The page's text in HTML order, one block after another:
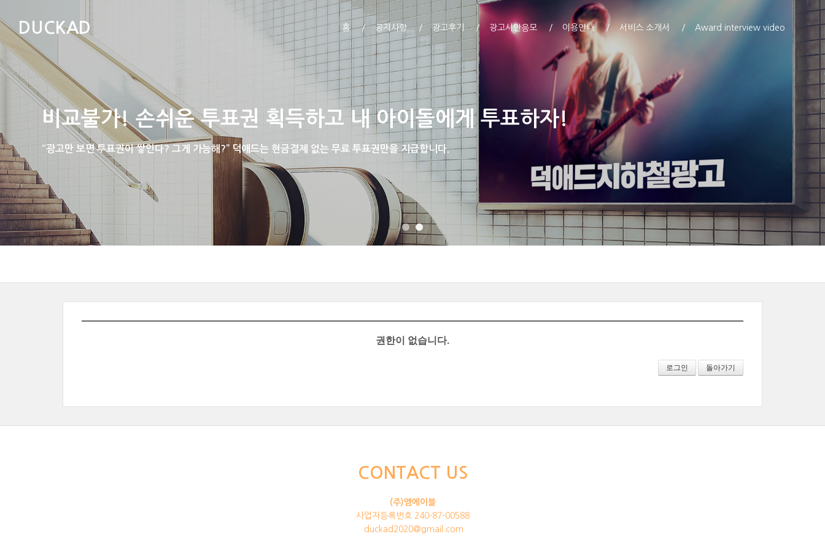
DUCKAD 홈 공지사항 광고후기 광고시안응모 이용안내 서비스 소개서 Award interview video
비교불가! 손쉬운 투표권 획득하고 내 아이돌에게 투표하자!
“광고만 보면 투표권이 쌓인다? 그게 가능해?” 덕애드는 현금결제 없는 무료 투표권만을 지급합니다.
권한이 없습니다.
로그인 돌아가기
CONTACT US
(주)엠에이블
사업자등록번호 240-87-00588
duckad2020@gmail.com